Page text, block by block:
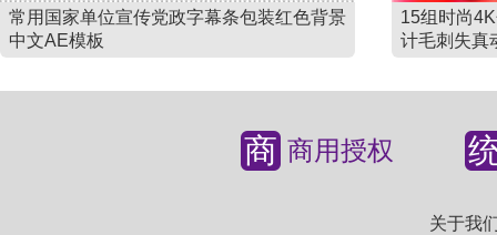
常用国家单位宣传党政字幕条包装红色背景
中文AE模板
15组时尚
计毛刺失真
商 商用授权
关于我